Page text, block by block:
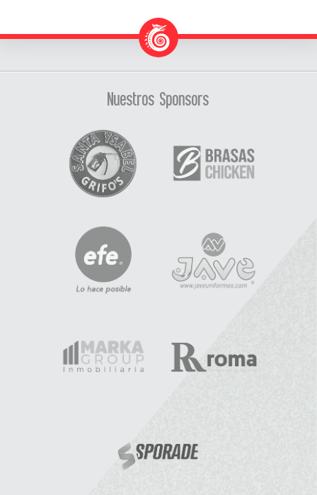
Tienda Virtual
- Ver equipación -
Nuestros Sponsors